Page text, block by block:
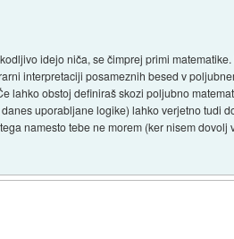
idejo niča, se čimprej primi
interpretaciji posameznih besed v
lahko obstoj definiraš skozi poljubno
uporabljane logike) lahko verjetno tudi
namesto tebe ne morem (ker nisem